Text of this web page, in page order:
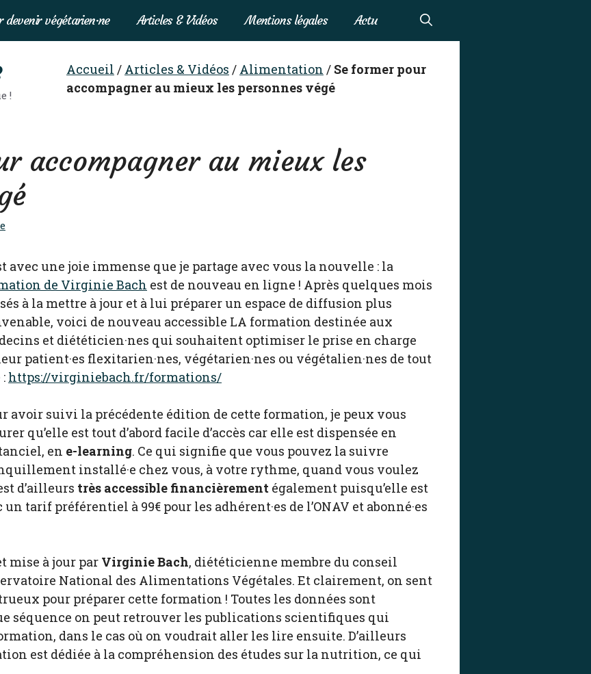
végétarien·ne Articles & Vidéos Mentions légales Actu
!
Accueil / Articles & Vidéos / Alimentation / Se former pour
accompagner au mieux les personnes végé
accompagner au mieux les
avec une joie immense que je partage avec vous la nouvelle : la
de Virginie Bach est de nouveau en ligne ! Après quelques mois
à la mettre à jour et à lui préparer un espace de diffusion plus
voici de nouveau accessible LA formation destinée aux
et diététicien·nes qui souhaitent optimiser le prise en charge
patient·es flexitarien·nes, végétarien·nes ou végétalien·nes de tout
https://virginiebach.fr/formations/
avoir suivi la précédente édition de cette formation, je peux vous
qu’elle est tout d’abord facile d’accès car elle est dispensée en
en e-learning. Ce qui signifie que vous pouvez la suivre
installé·e chez vous, à votre rythme, quand vous voulez
d’ailleurs très accessible financièrement également puisqu’elle est
tarif préférentiel à 99€ pour les adhérent·es de l’ONAV et abonné·es
mise à jour par Virginie Bach, diététicienne membre du conseil
National des Alimentations Végétales. Et clairement, on sent
pour préparer cette formation ! Toutes les données sont
séquence on peut retrouver les publications scientifiques qui
dans le cas où on voudrait aller les lire ensuite. D’ailleurs
est dédiée à la compréhension des études sur la nutrition, ce qui